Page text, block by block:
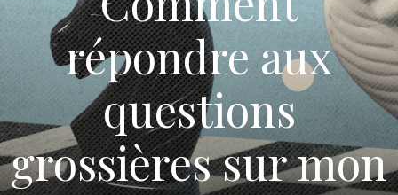
répondre aux
questions
grossières sur mon